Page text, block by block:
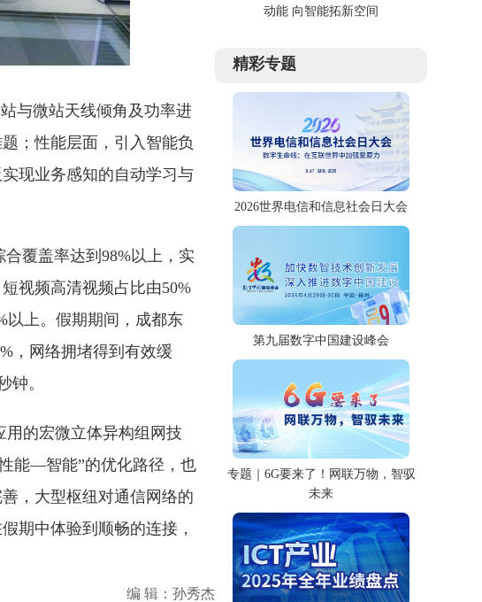
与微站天线倾角及功率进
；性能层面，引入智能负
现业务感知的自动学习与
覆盖率达到98%以上，实
视频高清视频占比由50%
以上。假期期间，成都东
，网络拥堵得到有效缓
钟。
的宏微立体异构组网技
能—智能”的优化路径，也
，大型枢纽对通信网络的
期中体验到顺畅的连接，
编 辑：孙秀杰
动能 向智能拓新空间
精彩专题
2026世界电信和信息社会日大会
第九届数字中国建设峰会
专题｜6G要来了！网联万物，智驭
未来